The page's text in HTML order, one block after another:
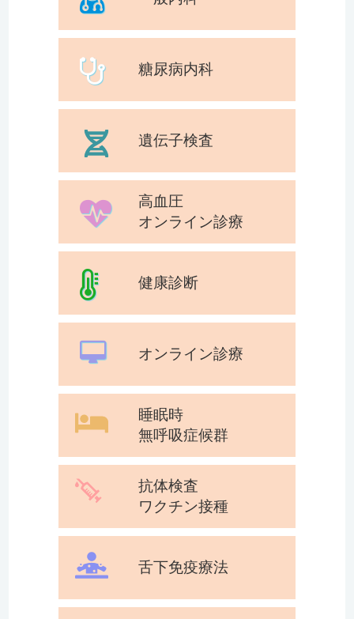
糖尿病内科
遺伝子検査
高血圧
オンライン診療
健康診断
オンライン診療
睡眠時
無呼吸症候群
抗体検査
ワクチン接種
舌下免疫療法